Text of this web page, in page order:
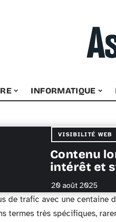
INFORMATIQUE
VISIBILITÉ WEB
Contenu
intérêt et
20 août 2025
de trafic avec une centaine
termes très spécifiques,